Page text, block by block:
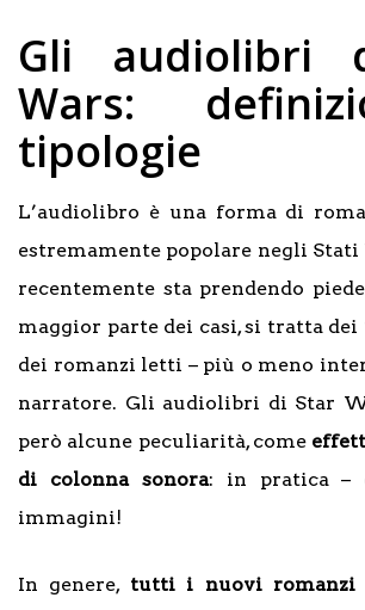
Gli audiolibri
Wars:
tipologie
L’audiolibro è una forma di
estremamente popolare negli Stati
recentemente sta prendendo
maggior parte dei casi, si tratta dei
dei romanzi letti – più o meno
narratore. Gli audiolibri di Star
però alcune peculiarità, come
di colonna sonora: in pratica –
immagini!
In genere, tutti i nuovi romanzi